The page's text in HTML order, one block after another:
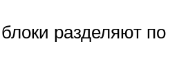
разделяют по